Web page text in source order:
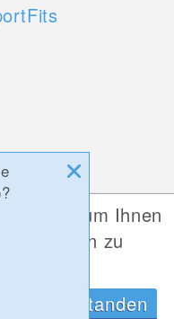
Web
um Ihnen
bieten zu
OK, Verstanden